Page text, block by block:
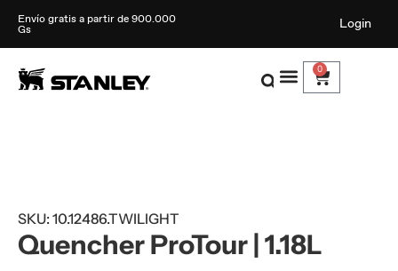
Envío gratis a partir de 900.000
Gs
Login
0
SKU: 10.12486.TWILIGHT
Quencher ProTour | 1.18L